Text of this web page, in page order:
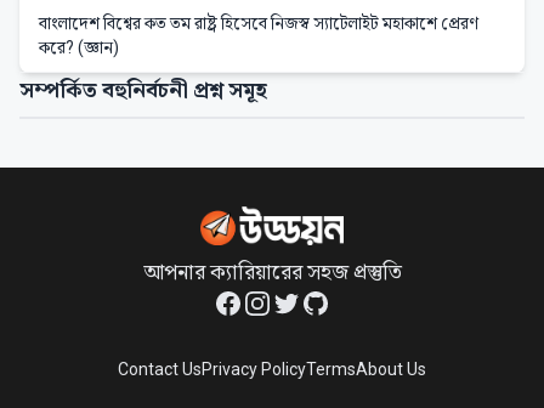
বাংলাদেশ বিশ্বের কত তম রাষ্ট্র হিসেবে নিজস্ব স্যাটেলাইট মহাকাশে প্রেরণ
করে? (জ্ঞান)
সম্পর্কিত বহুনির্বচনী প্রশ্ন সমূহ
আপনার ক্যারিয়ারের সহজ প্রস্তুতি
Facebook
Instagram
TwitterGitHub
Contact UsPrivacy PolicyTermsAbout Us